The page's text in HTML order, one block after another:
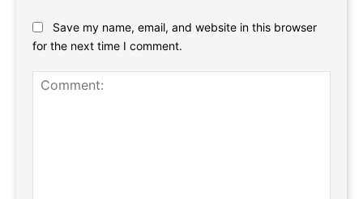
Save my name, email, and website in this browser
for the next time I comment.